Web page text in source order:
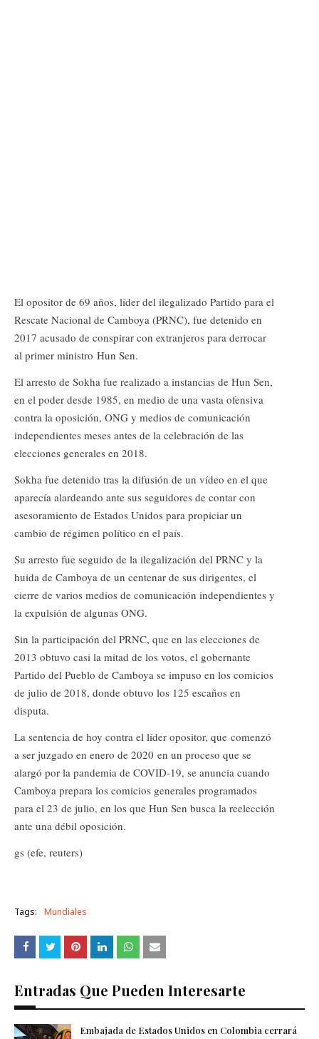
El opositor de 69 años, líder del ilegalizado Partido para el
Rescate Nacional de Camboya (PRNC), fue detenido en
2017 acusado de conspirar con extranjeros para derrocar
al primer ministro Hun Sen.
El arresto de Sokha fue realizado a instancias de Hun Sen,
en el poder desde 1985, en medio de una vasta ofensiva
contra la oposición, ONG y medios de comunicación
independientes meses antes de la celebración de las
elecciones generales en 2018.
Sokha fue detenido tras la difusión de un vídeo en el que
aparecía alardeando ante sus seguidores de contar con
asesoramiento de Estados Unidos para propiciar un
cambio de régimen político en el país.
Su arresto fue seguido de la ilegalización del PRNC y la
huida de Camboya de un centenar de sus dirigentes, el
cierre de varios medios de comunicación independientes y
la expulsión de algunas ONG.
Sin la participación del PRNC, que en las elecciones de
2013 obtuvo casi la mitad de los votos, el gobernante
Partido del Pueblo de Camboya se impuso en los comicios
de julio de 2018, donde obtuvo los 125 escaños en
disputa.
La sentencia de hoy contra el líder opositor, que comenzó
a ser juzgado en enero de 2020 en un proceso que se
alargó por la pandemia de COVID-19, se anuncia cuando
Camboya prepara los comicios generales programados
para el 23 de julio, en los que Hun Sen busca la reelección
ante una débil oposición.
gs (efe, reuters)
Tags: Mundiales
Entradas Que Pueden Interesarte
Embajada de Estados Unidos en Colombia cerrará